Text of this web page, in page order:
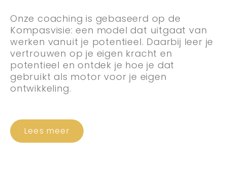
Onze coaching is gebaseerd op de
Kompasvisie: een model dat uitgaat van
werken vanuit je potentieel. Daarbij leer je
vertrouwen op je eigen kracht en
potentieel en ontdek je hoe je dat
gebruikt als motor voor je eigen
ontwikkeling.
Lees meer